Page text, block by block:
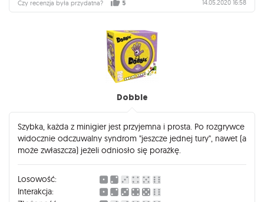
Czy recenzja była przydatna? 5 14.05.2020 16:58
Dobble
Szybka, każda z minigier jest przyjemna i prosta. Po rozgrywce
widocznie odczuwalny syndrom "jeszcze jednej tury", nawet (a
może zwłaszcza) jeżeli odniosło się porażkę.
Losowość:
Interakcja: